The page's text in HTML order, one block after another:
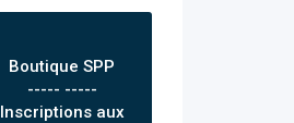
Boutique SPP
----- -----
Inscriptions aux